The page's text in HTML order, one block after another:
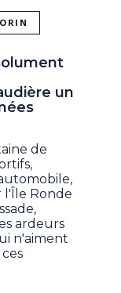
un
de
l'Île Ronde
ardeurs
n'aiment